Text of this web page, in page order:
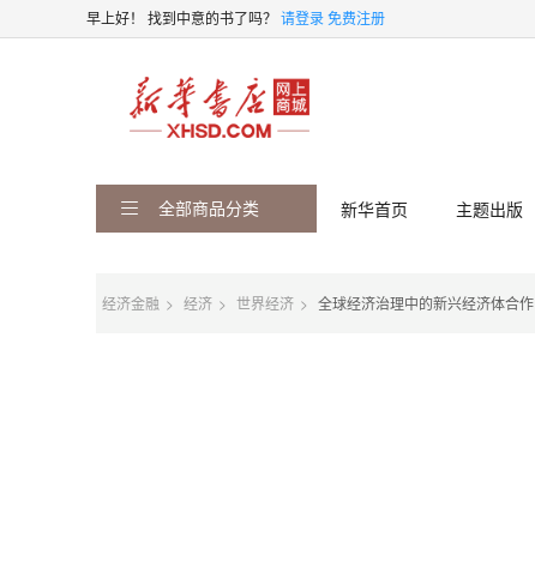
早上好！ 找到中意的书了吗？ 请登录免费注册
全部商品分类 新华首页 主题出版
经济金融 经济 世界经济 全球经济治理中的新兴经济体合作